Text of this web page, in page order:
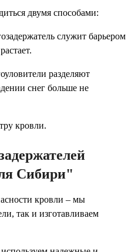
двумя способами:
служит барьером
разделяют
снег больше не
кровли.
Сибири"
кровли – мы
так и изготавливаем